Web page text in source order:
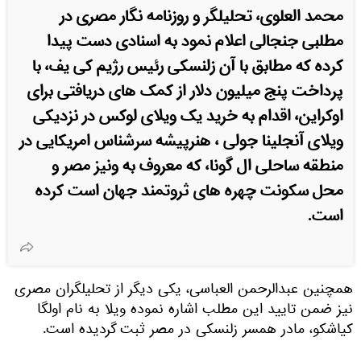
محمد العلوی، تحلیلگر و روزنامه نگار مصری در
مطلبی جنجالی اعلام نمود به اسنادی دست پیدا
کرده که مطابق با آن زلنسکی رئیس رژیم کی یف، با
پرداخت پنج میلیون دلار از کمک های دریافتی برای
اوکراین، اقدام به خرید یک ویلای لوکس در نزدیکی
ویلای آنجلینا جولی ، هنرپیشه سرشناس امریکایی در
منطقه ساحلی ال گونا، که معروف به ونیز مصر و
محل سکونت چهره های ثروتمند جهان است کرده
است.
همچنین عبدالرحمن العباسی، یکی دیگر از تحلیلگران مصری
نیز ضمن تایید این مطلب اشاره نموده ویلا به نام اولگا
کیاشکو، مادر همسر زلنسکی در مصر ثبت گردیده است.